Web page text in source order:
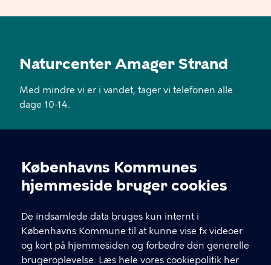
Cookieindstillinger
Københavns Kommunes
hjemmeside bruger cookies
De indsamlede data bruges kun internt i
Københavns Kommune til at kunne vise fx videoer
og kort på hjemmesiden og forbedre den generelle
brugeroplevelse. Læs hele vores cookiepolitik her
Naturcenter Amager Strand
Med mindre vi er i vandet, tager vi telefonen alle
dage 10-14.
Øresundsstien 7, 2300 København S
naturcenteramagerstrand@kk.dk
29 28 21 17